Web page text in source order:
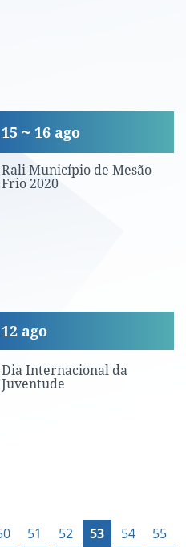
Frio 2020
Rali Município de Mesão
Frio 2020
15 16 ago
Juventude
Dia Internacional da
Juventude
12 ago
51 52 53 54
55